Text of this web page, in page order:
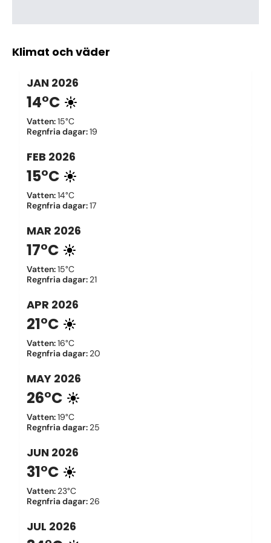
Klimat och väder
JAN 2026
14°C
Vatten:15°C
Regnfria dagar:19
FEB 2026
15°C
Vatten:14°C
Regnfria dagar:17
MAR 2026
17°C
Vatten:15°C
Regnfria dagar: 21
APR 2026
21°C
Vatten:16°C
Regnfria dagar: 20
MAY 2026
26°C
Vatten:19°C
Regnfria dagar: 25
JUN 2026
31°C
Vatten: 23°C
Regnfria dagar: 26
JUL 2026